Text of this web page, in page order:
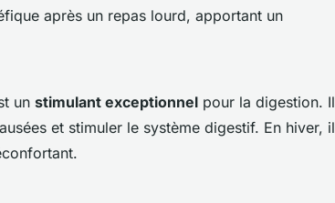
après un repas lourd, apportant un
un stimulant exceptionnel pour la digestion. Il
et stimuler le système digestif. En hiver, il